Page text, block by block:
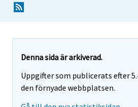
Denna sida är arkiverad.
Uppgifter som publicerats efter
den förnyade webbplatsen.